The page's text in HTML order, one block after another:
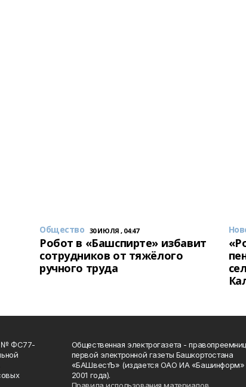
Общество 30 ИЮЛЯ , 04:47
Робот в «Башспирте» избавит
сотрудников от тяжёлого
ручного труда
№ ФС77-
Общественная электрогазета -
первой электронной газеты Башкортостана
«БАШвестЪ» (издается ОАО ИА «Башинформ»
2001 года).